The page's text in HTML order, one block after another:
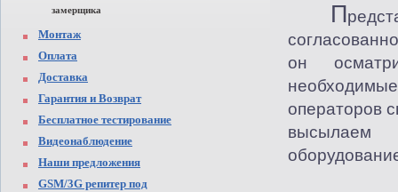
замерщика
Монтаж
Оплата
Доставка
Гарантия и Возврат
Бесплатное тестирование
Видеонаблюдение
Наши предложения
GSM/3G репитер под
П
он
операторов
высылаем